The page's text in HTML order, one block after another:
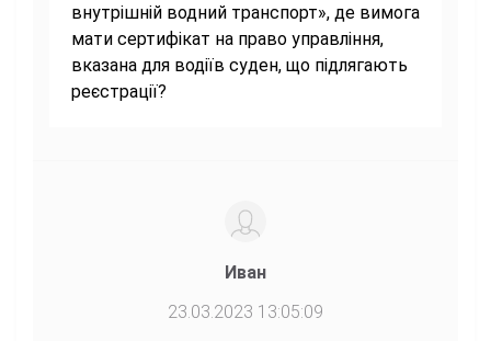
внутрішній водний транспорт», де вимога
мати сертифікат на право управління,
вказана для водіїв суден, що підлягають
реєстрації?
Иван
23.03.2023 13:05:09